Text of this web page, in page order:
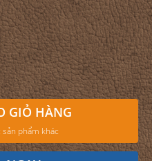
GIỎ HÀNG
phẩm khác